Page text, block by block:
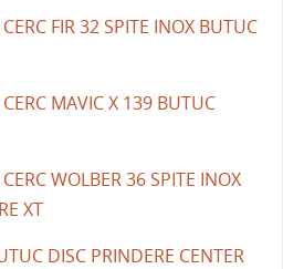
FIR 32 SPITE INOX BUTUC
MAVIC X 139 BUTUC
WOLBER 36 SPITE INOX
XT
DISC PRINDERE CENTER